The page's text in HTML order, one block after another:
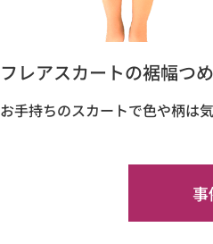
フレアスカートの裾幅つ
お手持ちのスカートで色や柄は
事